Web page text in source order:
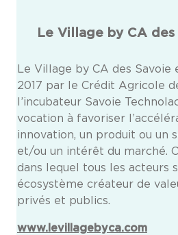
Le Village by CA des
Le Village by CA des
2017 par le Crédit Agricole
l’incubateur Savoie
vocation à favoriser
innovation, un produit ou un
et/ou un intérêt du marché.
dans lequel tous les
écosystème créateur de
privés et publics.
www.levillagebyca.com